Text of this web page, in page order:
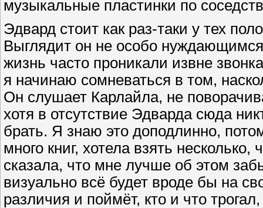
музыкальные пластинки по
Эдвард стоит как раз-таки у тех
Выглядит он не особо
жизнь часто проникали извне
я начинаю сомневаться в том,
Он слушает Карлайла, не
хотя в отсутствие Эдварда сюда
брать. Я знаю это доподлинно,
много книг, хотела взять
сказала, что мне лучше об этом
визуально всё будет вроде бы на
различия и поймёт, кто и что